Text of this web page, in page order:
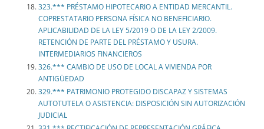
323.*** PRÉSTAMO HIPOTECARIO A ENTIDAD MERCANTIL.
COPRESTATARIO PERSONA FÍSICA NO BENEFICIARIO.
APLICABILIDAD DE LA LEY 5/2019 O DE LA LEY 2/2009.
RETENCIÓN DE PARTE DEL PRÉSTAMO Y USURA.
INTERMEDIARIOS FINANCIEROS
326.*** CAMBIO DE USO DE LOCAL A VIVIENDA POR
ANTIGÜEDAD
329.*** PATRIMONIO PROTEGIDO DISCAPAZ Y SISTEMAS
AUTOTUTELA O ASISTENCIA: DISPOSICIÓN SIN AUTORIZACIÓN
JUDICIAL